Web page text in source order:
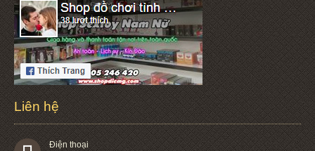
Liên hệ
Điện thoại